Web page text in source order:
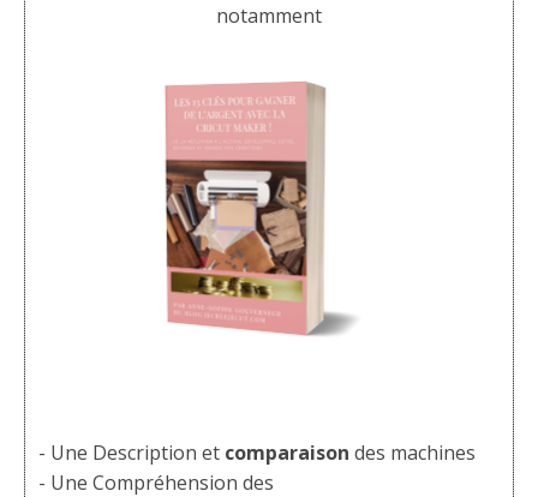
notamment
- Une Description et comparaison des machines
- Une Compréhension des